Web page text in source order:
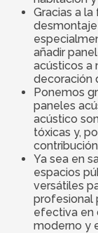
Gracias a
añadir
acústicos a
decoración
Ponemos
paneles
acústico
tóxicas y,
Ya sea en
espacios
versátiles
profesional
efectiva en
moderno y